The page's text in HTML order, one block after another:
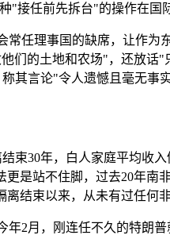
"接任前先拆台"的操作在国
任理事国的缺席，让作
们的土地和农场"，还放
其言论"令人遗憾且毫无
束30年，白人家庭平均收
是站不住脚，过去20年
结束以来，从未有过任何
2月，刚连任不久的特